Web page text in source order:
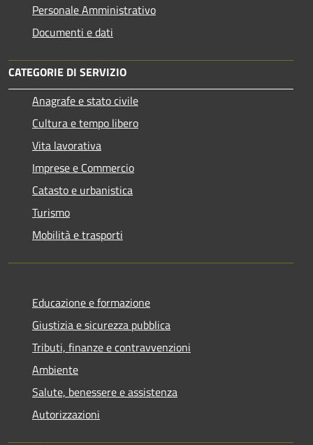
Personale Amministrativo
Documenti e dati
CATEGORIE DI SERVIZIO
Anagrafe e stato civile
Cultura e tempo libero
Vita lavorativa
Imprese e Commercio
Catasto e urbanistica
Turismo
Mobilità e trasporti
Educazione e formazione
Giustizia e sicurezza pubblica
Tributi, finanze e contravvenzioni
Ambiente
Salute, benessere e assistenza
Autorizzazioni